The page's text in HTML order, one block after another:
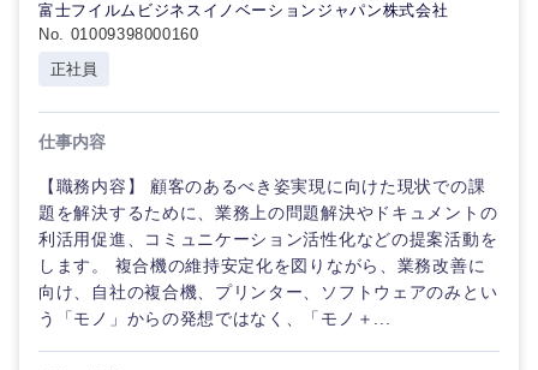
富士フイルムビジネスイノベーションジャパン株式会社
No. 01009398000160
正社員
仕事内容
【職務内容】 顧客のあるべき姿実現に向けた現状での課
題を解決するために、業務上の問題解決やドキュメントの
利活用促進、コミュニケーション活性化などの提案活動を
します。 複合機の維持安定化を図りながら、業務改善に
向け、自社の複合機、プリンター、ソフトウェアのみとい
う「モノ」からの発想ではなく、「モノ＋...